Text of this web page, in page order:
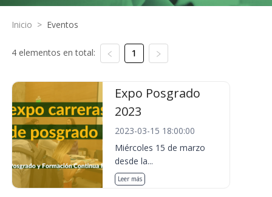
Inicio > Eventos
4 elementos en total: 1
Expo Posgrado
2023
2023-03-15 18:00:00
Miércoles 15 de marzo
desde la...
Leer más